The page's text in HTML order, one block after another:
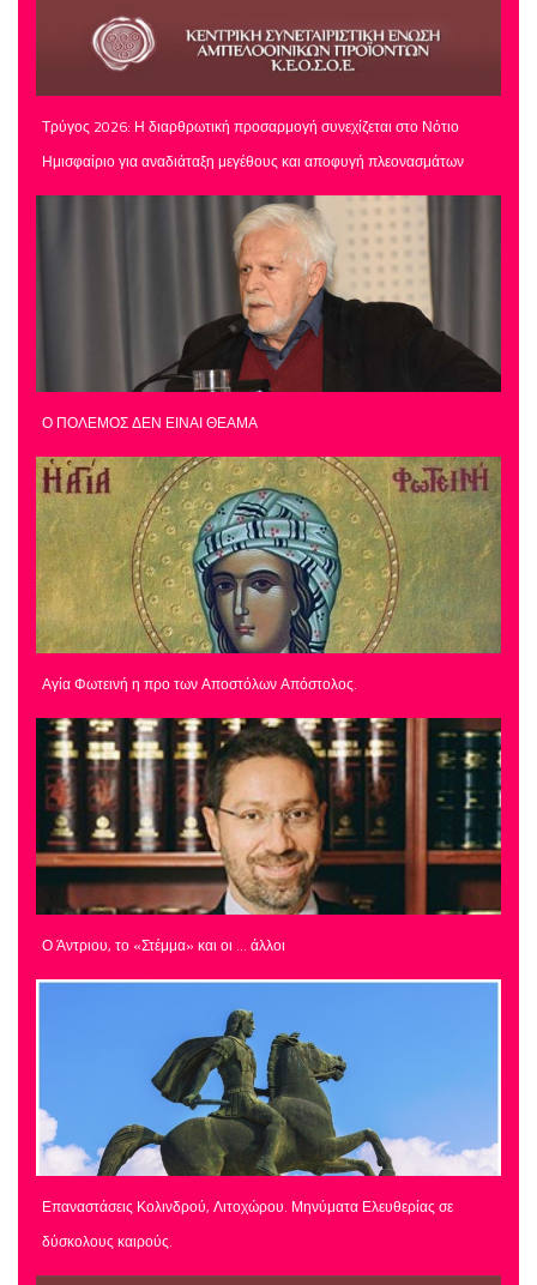
Τρύγος 2026: Η διαρθρωτική προσαρμογή συνεχίζεται στο Νότιο
Ημισφαίριο για αναδιάταξη μεγέθους και αποφυγή πλεονασμάτων
Ο ΠΟΛΕΜΟΣ ΔΕΝ ΕΙΝΑΙ ΘΕΑΜΑ
Αγία Φωτεινή η προ των Αποστόλων Απόστολος.
Ο Άντριου, το «Στέμμα» και οι … άλλοι
Επαναστάσεις Κολινδρού, Λιτοχώρου. Μηνύματα Ελευθερίας σε
δύσκολους καιρούς.